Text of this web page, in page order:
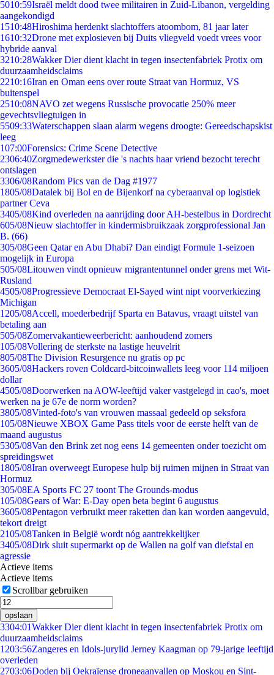
5010:59Israël meldt dood twee militairen in Zuid-Libanon, vergelding
aangekondigd
1510:48Hiroshima herdenkt slachtoffers atoombom, 81 jaar later
1610:32Drone met explosieven bij Duits vliegveld voedt vrees voor
hybride aanval
3210:28Wakker Dier dient klacht in tegen insectenfabriek Protix om
duurzaamheidsclaims
2210:16Iran en Oman eens over route Straat van Hormuz, VS
buitenspel
2510:08NAVO zet wegens Russische provocatie 250% meer
gevechtsvliegtuigen in
5509:33Waterschappen slaan alarm wegens droogte: Gereedschapskist
leeg
107:00Forensics: Crime Scene Detective
2306:40Zorgmedewerkster die 's nachts haar vriend bezocht terecht
ontslagen
3306/08Random Pics van de Dag #1977
1805/08Datalek bij Bol en de Bijenkorf na cyberaanval op logistiek
partner Ceva
3405/08Kind overleden na aanrijding door AH-bestelbus in Dordrecht
605/08Nieuw slachtoffer in kindermisbruikzaak zorgprofessional Jan
B. (66)
305/08Geen Qatar en Abu Dhabi? Dan eindigt Formule 1-seizoen
mogelijk in Europa
505/08Litouwen vindt opnieuw migrantentunnel onder grens met Wit-
Rusland
4505/08Progressieve Democraat El-Sayed wint nipt voorverkiezing
Michigan
1205/08Accell, moederbedrijf Sparta en Batavus, vraagt uitstel van
betaling aan
505/08Zomervakantieweerbericht: aanhoudend zomers
105/08Vollering de sterkste na lastige heuvelrit
805/08The Division Resurgence nu gratis op pc
3605/08Hackers roven Coldcard-bitcoinwallets leeg voor 114 miljoen
dollar
4505/08Doorwerken na AOW-leeftijd vaker vastgelegd in cao's, moet
werken na je 67e de norm worden?
3805/08Vinted-foto's van vrouwen massaal gedeeld op seksfora
105/08Nieuwe XBOX Game Pass titels voor de eerste helft van de
maand augustus
5305/08Van den Brink zet nog eens 14 gemeenten onder toezicht om
spreidingswet
1805/08Iran overweegt Europese hulp bij ruimen mijnen in Straat van
Hormuz
305/08EA Sports FC 27 toont The Grounds-modus
105/08Gears of War: E-Day open beta begint 6 augustus
3605/08Pentagon verbruikt meer raketten dan kan worden aangevuld,
tekort dreigt
2105/08Tanken in België wordt nóg aantrekkelijker
3405/08Dirk sluit supermarkt op de Wallen na golf van diefstal en
agressie
Actieve items
Actieve items
Scrollbar gebruiken
opslaan
3304:01Wakker Dier dient klacht in tegen insectenfabriek Protix om
duurzaamheidsclaims
1203:56Zangeres en Idols-jurylid Jerney Kaagman op 79-jarige leeftijd
overleden
2703:06Doden bij Oekraïense droneaanvallen op Moskou en Sint-